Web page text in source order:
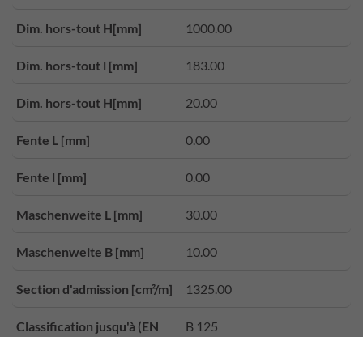
Dim. hors-tout H[mm] 1000.00
Dim. hors-tout l [mm] 183.00
Dim. hors-tout H[mm] 20.00
Fente L [mm] 0.00
Fente l [mm] 0.00
Maschenweite L [mm] 30.00
Maschenweite B [mm] 10.00
Section d'admission [cm²/m] 1325.00
Classification jusqu'à (EN
B 125